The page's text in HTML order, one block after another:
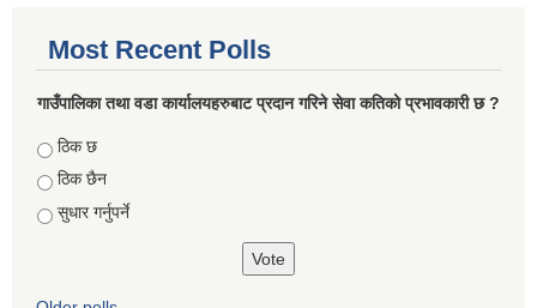
Most Recent Polls
गाउँपालिका तथा वडा कार्यालयहरुबाट प्रदान गरिने सेवा कतिको प्रभावकारी छ ?
Choices
ठिक छ
ठिक छैन
सुधार गर्नुपर्ने